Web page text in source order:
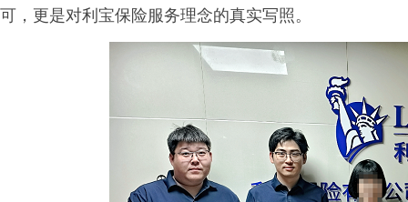
可，更是对利宝保险服务理念的真实写照。